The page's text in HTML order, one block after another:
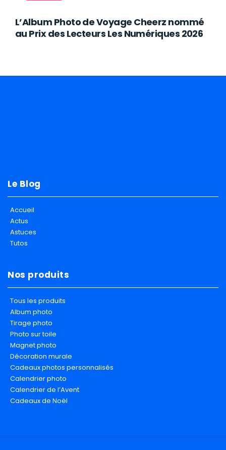
L’Album Photo de Voyage Cheerz nommé
au Prix des Lecteurs Les Numériques 2026
Le Blog
Accueil
Actus
Astuces
Tutos
Nos produits
Tous les produits
Album photo
Tirage photo
Photo sur toile
Magnet photo
Décoration murale
Cadeaux photos personnalisés
Calendrier photo
Calendrier de l’Avent
Cadeaux de Noël